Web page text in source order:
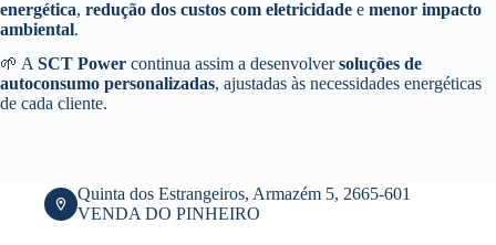
energética, redução dos custos com eletricidade e menor impacto
ambiental.
🌱 A SCT Power continua assim a desenvolversoluções de
autoconsumo personalizadas, ajustadas às necessidades energéticas
de cada cliente.
Quinta dos Estrangeiros, Armazém 5, 2665-601
VENDA DO PINHEIRO